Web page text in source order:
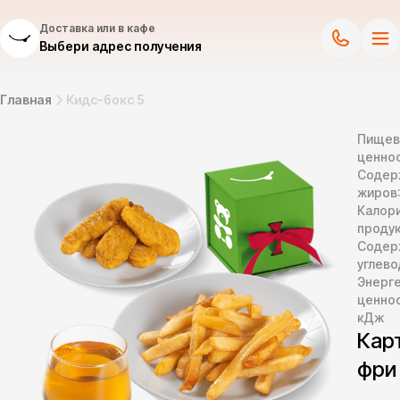
Доставка или в кафе
Выбери адрес получения
Главная Кидс-бокс 5
кДж